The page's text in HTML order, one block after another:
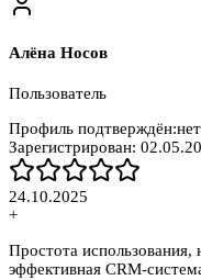
Алёна Носов
Пользователь
Профиль подтверждён:
Зарегистрирован:
24.10.2025
+
Простота
эффективная CRM-